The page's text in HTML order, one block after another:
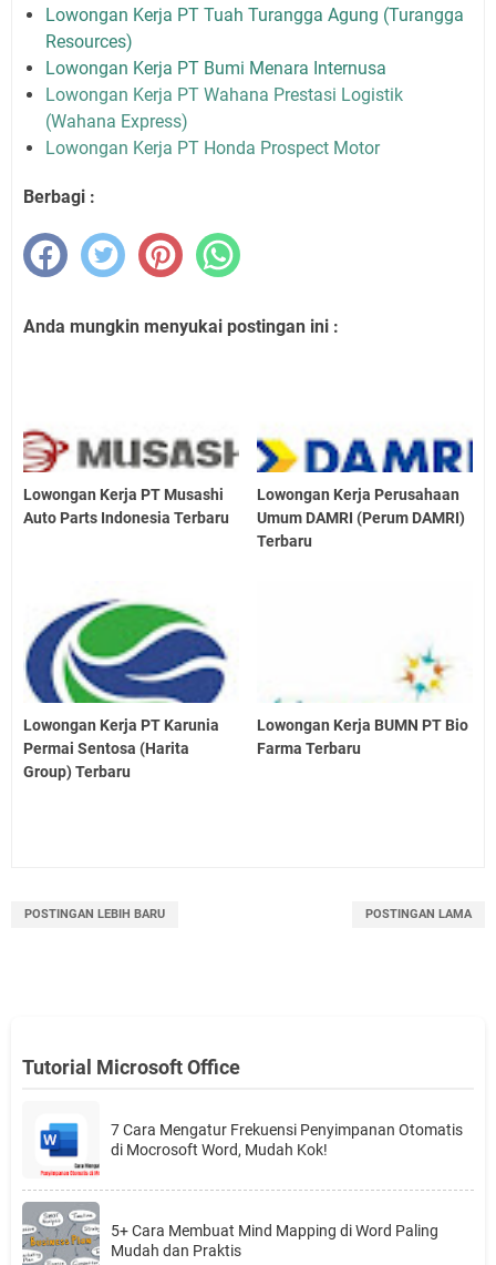
Lowongan Kerja PT Tuah Turangga Agung (Turangga
Resources)
Lowongan Kerja PT Bumi Menara Internusa
Lowongan Kerja PT Wahana Prestasi Logistik
(Wahana Express)
Lowongan Kerja PT Honda Prospect Motor
Berbagi :
Anda mungkin menyukai postingan ini :
Lowongan Kerja PT Musashi
Auto Parts Indonesia Terbaru
Lowongan Kerja Perusahaan
Umum DAMRI (Perum DAMRI)
Terbaru
Lowongan Kerja PT Karunia
Permai Sentosa (Harita
Group) Terbaru
Lowongan Kerja BUMN PT Bio
Farma Terbaru
POSTINGAN LEBIH BARU POSTINGAN LAMA
Tutorial Microsoft Office
7 Cara Mengatur Frekuensi Penyimpanan Otomatis
di Mocrosoft Word, Mudah Kok!
5+ Cara Membuat Mind Mapping di Word Paling
Mudah dan Praktis